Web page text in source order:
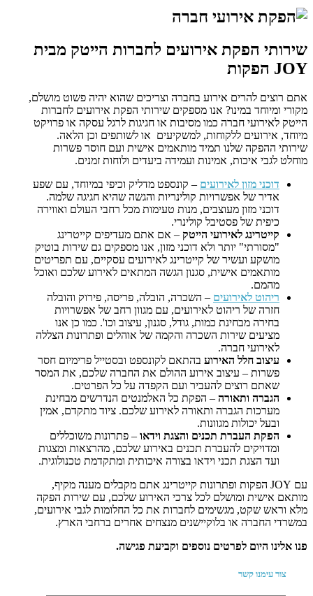
שירותי הפקת אירועים לחברות הייטק מבית
JOY הפקות
אתם רוצים להרים אירוע בחברה וצריכים שהוא יהיה פשוט מושלם,
מקורי ומיוחד במינו? אנו מספקים שירותי הפקת אירועים לחברות
הייטק לאירועי חברה כמו מסיבות או חגיגות לרגל עסקה או פרויקט
מיוחד, אירועים ללקוחות, למשקיעים או לשותפים וכן הלאה.
שירותי ההפקה שלנו תמיד מותאמים אישית ועם חוסר פשרות
מוחלט לגבי איכות, אמינות ועמידה ביעדים ולוחות זמנים.
דוכני מזון לאירועים – קונספט מדליק וכיפי במיוחד, עם שפע
אדיר של אפשרויות קולינריות והגשה שהיא חגיגה שלמה.
דוכני מזון מעוצבים, מנות טעימות מכל רחבי העולם ואווירה
כיפית של פסטיבל קולינרי.
קייטרינג לאירועי הייטק – אם אתם מעדיפים קייטרינג
"מסורתי" יותר ולא דוכני מזון, אנו מספקים גם שירות בוטיק
מושקע ועשיר של קייטרינג לאירועים עסקיים, עם תפריטים
מותאמים אישית, סגנון הגשה המתאים לאירוע שלכם ואוכל
מהמם.
ריהוט לאירועים – השכרה, הובלה, פריסה, פירוק והובלה
חזרה של ריהוט לאירועים, עם מגוון רחב של אפשרויות
בחירה מבחינת כמות, גודל, סגנון, עיצוב וכו'. כמו כן אנו
מציעים שירות השכרה והקמה של אוהלים ופתרונות הצללה
לאירועי חברה.
עיצוב חלל האירוע בהתאם לקונספט ובסטייל פרימיום חסר
פשרות – עיצוב אירוע ההולם את החברה שלכם, את המסר
שאתם רוצים להעביר ועם הקפדה על כל הפרטים.
הגברה ותאורה – הפקת כל האלמנטים הנדרשים מבחינת
מערכות הגברה ותאורה לאירוע שלכם. ציוד מתקדם, אמין
ובעל יכולות מגוונות.
הפקת העברת תכנים והצגת וידאו – פתרונות משוכללים
ומדויקים להעברת תכנים באירוע שלכם, מהרצאות ומצגות
ועד הצגת תכני וידאו בצורה איכותית ומתקדמת טכנולוגית.
עם JOY הפקות ופתרונות קייטרינג אתם מקבלים מענה מקיף,
מותאם אישית ומושלם לכל צרכי האירוע שלכם, עם שירות הפקה
מלא וראש שקט, מגשימים לחברות את כל החלומות לגבי אירועים,
במשרדי החברה או בלוקיישנים מנצחים אחרים ברחבי הארץ.
פנו אלינו היום לפרטים נוספים וקביעת פגישה.
צור עימנו קשר